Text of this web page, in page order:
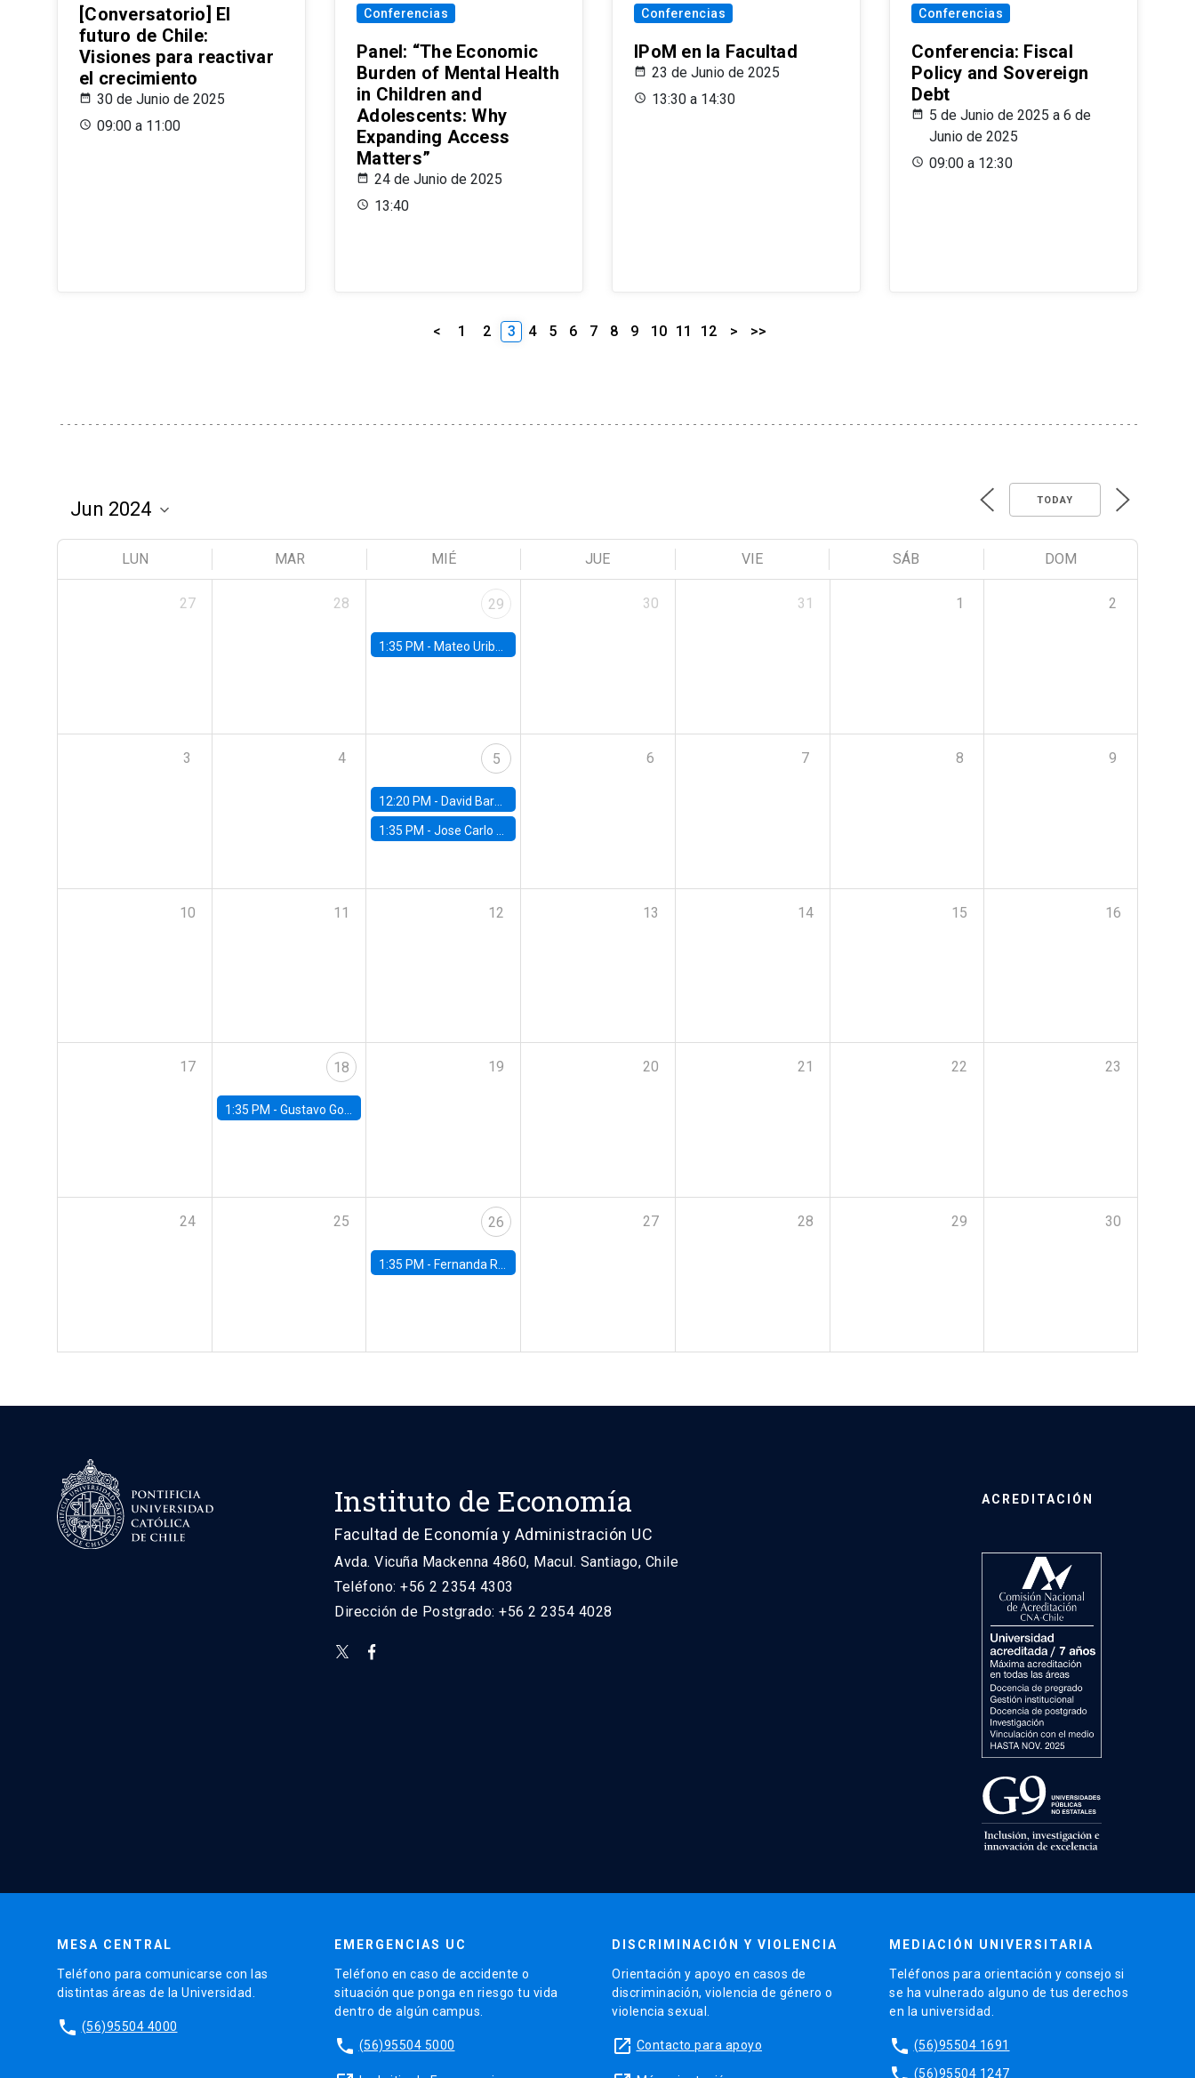
[Conversatorio] El
futuro de Chile:
Visiones para reactivar
el crecimiento
30 de Junio de 2025
09:00 a 11:00
Conferencias
Panel: “The Economic
Burden of Mental Health
in Children and
Adolescents: Why
Expanding Access
Matters”
24 de Junio de 2025
13:40
Conferencias
IPoM en la Facultad
23 de Junio de 2025
13:30 a 14:30
Conferencias
Conferencia: Fiscal
Policy and Sovereign
Debt
5 de Junio de 2025 a 6 de
Junio de 2025
09:00 a 12:30
< 1 2 3 4 5 6 7 8 9 10 11 12 > >>
TODAY
LUN MAR MIÉ JUE VIE SÁB DOM
27 28 29
1:35 PM - Mateo Uribe-Castro, Universidad de los Andes (Colombia)
30 31 1 2
3 4 5
12:20 PM - David Bardey, Universidad de los Andes - CEDE
1:35 PM -Jose Carlo Bermudez, UC (ME) & World Bank
6 7 8 9
10 11 12 13 14 15 16
17 18
1:35 PM - Gustavo González, Banco Central de Chile
19 20 21 22 23
24 25 26
1:35 PM - Fernanda Rojas Ampuero, University of Wisconsin-Madison
27 28 29 30
Instituto de Economía
Facultad de Economía y Administración UC
Avda. Vicuña Mackenna 4860, Macul. Santiago, Chile
Teléfono: +56 2 2354 4303
Dirección de Postgrado: +56 2 2354 4028
ACREDITACIÓN
MESA CENTRAL
Teléfono para comunicarse con las
distintas áreas de la Universidad.
phone (56)95504 4000
EMERGENCIAS UC
Teléfono en caso de accidente o
situación que ponga en riesgo tu vida
dentro de algún campus.
phone (56)95504 5000
DISCRIMINACIÓN Y VIOLENCIA
Orientación y apoyo en casos de
discriminación, violencia de género o
violencia sexual.
launch Contacto para apoyo
MEDIACIÓN UNIVERSITARIA
Teléfonos para orientación y consejo si
se ha vulnerado alguno de tus derechos
en la universidad.
phone (56)95504 1691
(56)95504 1247